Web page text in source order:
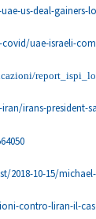
us-deal-gainers-
uae-israeli-
irans-president-
10-15/
contro-liran-il-